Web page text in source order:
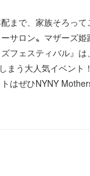
まで、家族そろって
サロン〟マザーズ姫
フェスティバル』
まう大人気イベント
トはぜひNYNY